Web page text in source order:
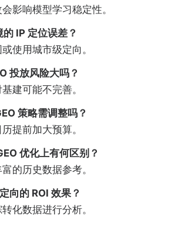
影响模型学习稳定性。
IP 定位误差？
使用城市级定向。
投放风险大吗？
建可能不完善。
策略需调整吗？
提前加大预算。
优化上有何区别？
的历史数据参考。
向的 ROI 效果？
化数据进行分析。